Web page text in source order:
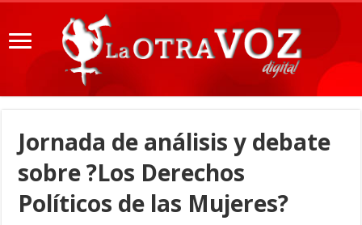
Jornada de análisis y debate
sobre ?Los Derechos
Políticos de las Mujeres?